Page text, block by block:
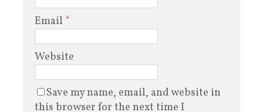
Email *
Website
Save my name, email, and website in
this browser for the next time I